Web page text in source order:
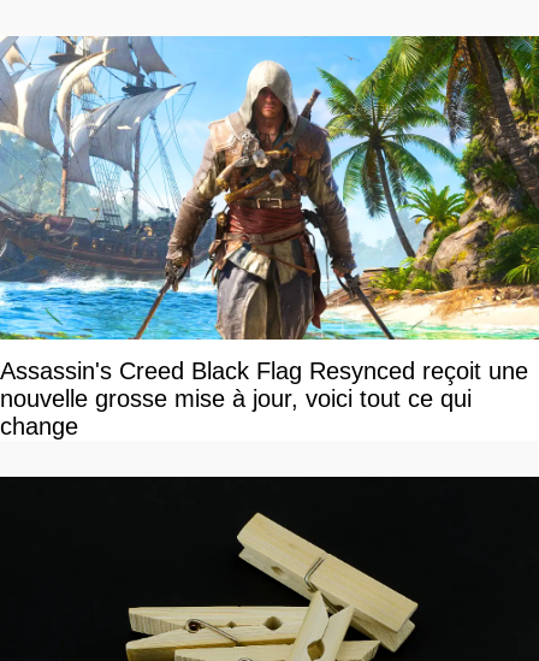
Assassin's Creed Black Flag Resynced reçoit une
nouvelle grosse mise à jour, voici tout ce qui
change